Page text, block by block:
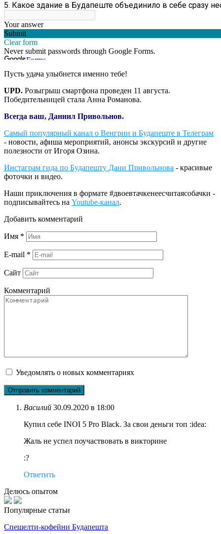
Пусть удача улыбнется именно тебе!
UPD. Розыгрыш смартфона проведен 11 августа.
Победительницей стала Анна Романова.
Всегда ваш, Даниил Привольнов.
Самый популярный канал о Венгрии и Будапеште в Телеграм
- новости, афиша мероприятий, анонсы экскурсий и другие
полезности от Игоря Озина.
Инстаграм гида по Будапешту Дани Привольнова - красивые
фоточки и видео.
Наши приключения в формате #двоевтачкенеесчитаясобачки -
подписывайтесь на Youtube-канал.
Добавить комментарий
Имя *
E-mail *
Сайт
Комментарий
Уведомлять о новых комментариях
Василий 30.09.2020 в 18:00
Купил себе INOI 5 Pro Black. За свои деньги топ :idea:
Жаль не успел поучаствовать в викторине
:?
Ответить
Делюсь опытом
Популярные статьи
Спешелти-кофейни Будапешта